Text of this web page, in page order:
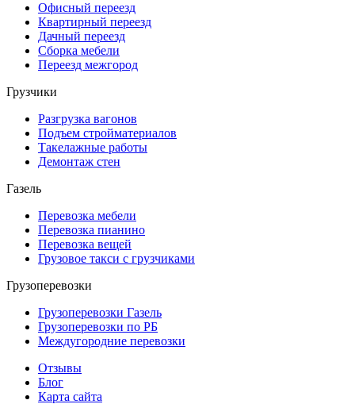
Офисный переезд
Квартирный переезд
Дачный переезд
Сборка мебели
Переезд межгород
Грузчики
Разгрузка вагонов
Подъем стройматериалов
Такелажные работы
Демонтаж стен
Газель
Перевозка мебели
Перевозка пианино
Перевозка вещей
Грузовое такси с грузчиками
Грузоперевозки
Грузоперевозки Газель
Грузоперевозки по РБ
Междугородние перевозки
Отзывы
Блог
Карта сайта